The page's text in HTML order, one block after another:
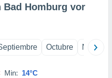
Bad Homburg vor
Octubre
Min: 14°C